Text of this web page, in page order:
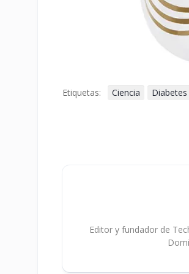
Etiquetas: Ciencia Diabetes
Editor y fundador de